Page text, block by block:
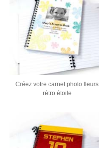
Créez votre carnet photo fleurs
rétro étoile